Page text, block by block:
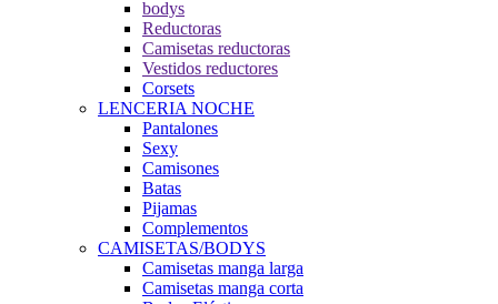
bodys
Reductoras
Camisetas reductoras
Vestidos reductores
Corsets
LENCERIA NOCHE
Pantalones
Sexy
Camisones
Batas
Pijamas
Complementos
CAMISETAS/BODYS
Camisetas manga larga
Camisetas manga corta